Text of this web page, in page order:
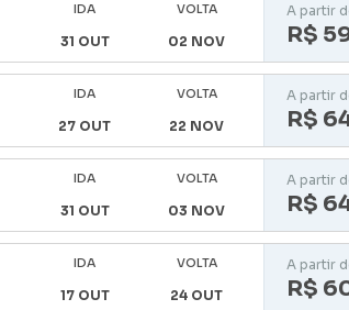
IDA
31 OUT
VOLTA
02 NOV
A partir
R$
IDA
27 OUT
VOLTA
22 NOV
A partir
R$
IDA
31 OUT
VOLTA
03 NOV
A partir
R$
IDA
17 OUT
VOLTA
24 OUT
A partir
R$